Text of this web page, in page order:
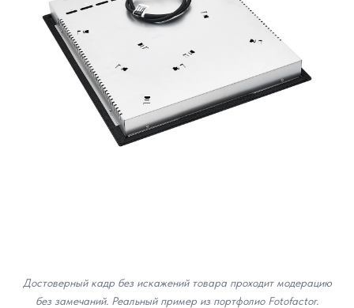
Достоверный кадр без искажений товара проходит модерацию
без замечаний. Реальный пример из портфолио Fotofactor.